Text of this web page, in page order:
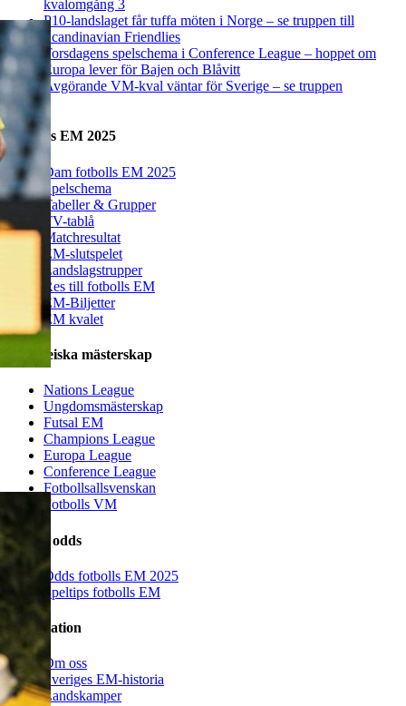
Denna webbplats använder Akismet för att minska skräppost.Lär
dig om hur din kommentarsdata bearbetas
SENASTE NYHETER
matcherna i kvalomgång 3
Europa League 2026/27: Resultaten från första matcherna i
kvalomgång 3
P10-landslaget får tuffa möten i Norge – se truppen till
Scandinavian Friendlies
Torsdagens spelschema i Conference League – hoppet om
Europa lever för Bajen och Blåvitt
Avgörande VM-kval väntar för Sverige – se truppen
Fotbolls EM 2025
Spelschema
Tabeller & Grupper
TV-tablå
Matchresultat
EM-slutspelet
Landslagstrupper
Res till fotbolls EM
EM-Biljetter
Europeiska mästerskap
Nations League
Ungdomsmästerskap
Futsal EM
Champions League
Europa League
Conference League
Fotbollsallsvenskan